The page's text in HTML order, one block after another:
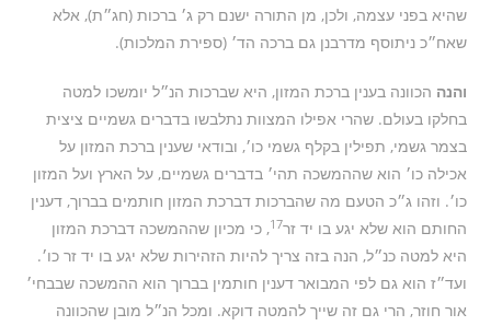
שהיא בפני עצמה, ולכן, מן התורה ישנם רק ג׳ ברכות (חג״ת), אלא
שאח״כ ניתוסף מדרבנן גם ברכה הד׳ (ספירת המלכות).
והנה הכוונה בענין ברכת המזון, היא שברכות הנ״ל יומשכו למטה
בחלקו בעולם. שהרי אפילו המצוות נתלבשו בדברים גשמיים ציצית
בצמר גשמי, תפילין בקלף גשמי כו׳, ובודאי שענין ברכת המזון על
אכילה כו׳ הוא שההמשכה תהי׳ בדברים גשמיים, על הארץ ועל המזון
כו׳. וזהו ג״כ הטעם מה שהברכות דברכת המזון חותמים בברוך, דענין
החותם הוא שלא יגע בו יד זר17, כי מכיון שההמשכה דברכת המזון
היא למטה כנ״ל, הנה בזה צריך להיות הזהירות שלא יגע בו יד זר כו׳.
ועד״ז הוא גם לפי המבואר דענין חותמין בברוך הוא ההמשכה שבבחי׳
אור חוזר, הרי גם זה שייך להמטה דוקא. ומכל הנ״ל מובן שהכוונה